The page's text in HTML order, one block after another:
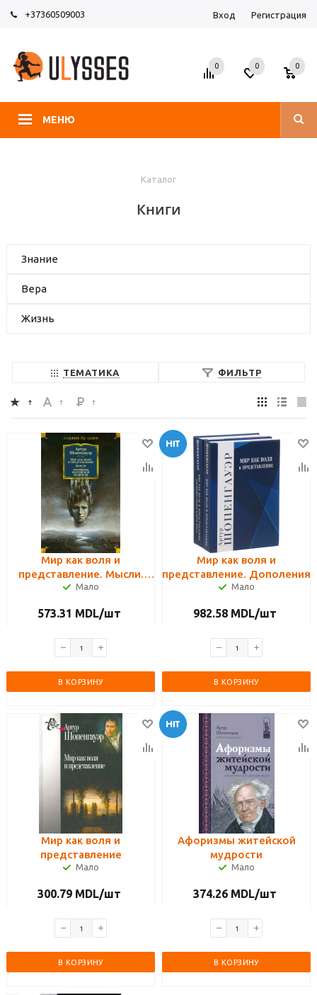
+37360509003 Вход Регистрация
МЕНЮ
0 0 0
Каталог
Книги
Знание
Вера
Жизнь
ТЕМАТИКА ФИЛЬТР
Мир как воля и
представление. Мысли.
Афоризмы житейской
Мало
573.31 MDL/шт
В КОРЗИНУ
Мир как воля и
представление. Дополения
к первым четырем книгам.
Мало
982.58 MDL/шт
В КОРЗИНУ
Мир как воля и
представление
Мало
300.79 MDL/шт
В КОРЗИНУ
Афоризмы житейской
мудрости
Мало
374.26 MDL/шт
В КОРЗИНУ